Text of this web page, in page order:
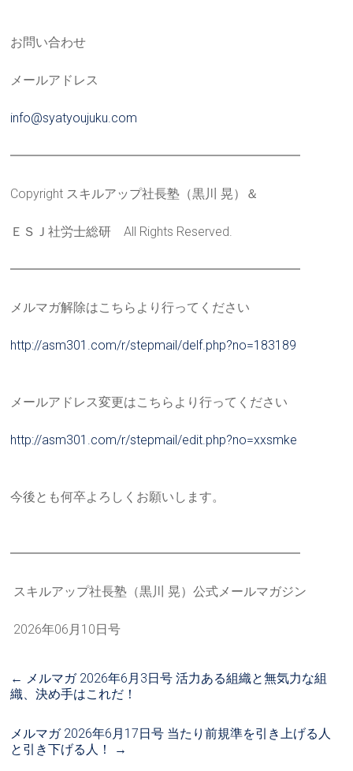
お問い合わせ
メールアドレス
info@syatyoujuku.com
━━━━━━━━━━━━━━━━━━━━━━━
Copyright スキルアップ社長塾（黒川 晃）＆
ＥＳＪ社労士総研 All Rights Reserved.
━━━━━━━━━━━━━━━━━━━━━━━
メルマガ解除はこちらより行ってください
http://asm301.com/r/stepmail/delf.php?no=183189
メールアドレス変更はこちらより行ってください
http://asm301.com/r/stepmail/edit.php?no=xxsmke
今後とも何卒よろしくお願いします。
━━━━━━━━━━━━━━━━━━━━━━━
スキルアップ社長塾（黒川 晃）公式メールマガジン
2026年06月10日号
← メルマガ 2026年6月3日号 活力ある組織と無気力な組
織、決め手はこれだ！
メルマガ 2026年6月17日号 当たり前規準を引き上げる人
と引き下げる人！
→